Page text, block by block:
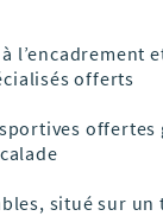
offerts
situé sur